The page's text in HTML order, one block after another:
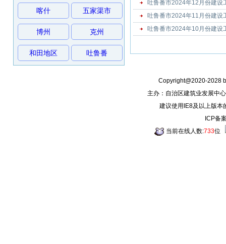
喀什 五家渠市
博州 克州
和田地区 吐鲁番
吐鲁番市2024年12月份建设
吐鲁番市2024年11月份建设
吐鲁番市2024年10月份建设
Copyright@2020-2028
主办：自治区建筑业发展中
建议使用IE8及以上版本
ICP备
当前在线人数:733位